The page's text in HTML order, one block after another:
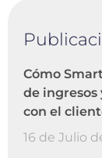
Cómo
de
con el
16 de Julio